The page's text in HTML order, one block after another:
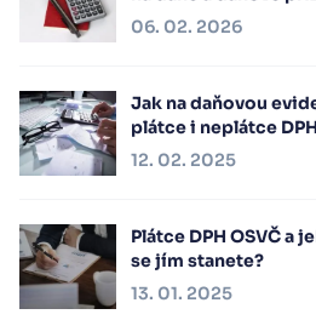
06. 02. 2026
Jak na daňovou
plátce i neplátce DPH
12. 02. 2025
Plátce DPH OSVČ a
se jím stanete?
13. 01. 2025